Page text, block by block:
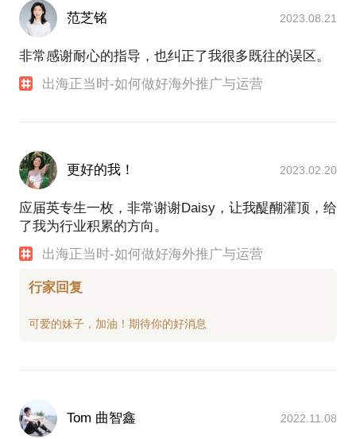
范芝铭 2023.08.21
非常感谢耐心的指导，也纠正了我很多既往的误区。
出海正当时-如何做好海外推广与运营
更好的我！ 2023.02.20
应届英专生一枚，非常谢谢Daisy，让我醍醐灌顶，给
了我为行业积累的方向。
出海正当时-如何做好海外推广与运营
行家回复
Tom 曲智鑫 2022.11.08